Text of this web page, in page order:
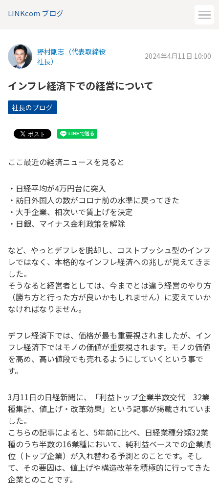
LINKcom ブログ
野村剛志（代表取締役
社長）
2024年4月11日 10:00
インフレ経済下での経営について
社長のブログ
ここ最近の経済ニュースを見ると
・日経平均が4万円台に突入
・訪日外国人の数がコロナ前の水準に戻ってきた
・大手企業、相次いで賃上げを決定
・日銀、マイナス金利政策を解除
など、やっとデフレを脱却し、コストプッシュ型のインフ
レではなく、本格的なインフレ経済への兆しが見えてきま
した。
そうなると経営者としては、今までとは違う経営のやり方
（勝ち方と行った方が良いかもしれません）に変えていか
なければなりません。
デフレ経済下では、価格が最も重要視されましたが、イン
フレ経済下ではモノの価値が重要視されます。モノの価値
を高め、高い値段でも売れるようにしていくという事で
す。
3月11日の日経新聞に、「利益トップ企業半数交代 32業
種集計、値上げ・改革効果」という記事が掲載されていま
した。
こちらの記事によると、5年前に比べ、日経業種分類32業
種のうち半数の16業種において、純利益ベースでの企業順
位（トップ企業）が入れ替わる予測とのことです。そし
て、その要因は、値上げや構造改革を積極的に行ってきた
企業とのことです。